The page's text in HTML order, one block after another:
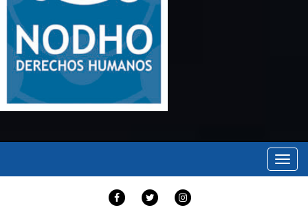
FACEBOOKTWITTER